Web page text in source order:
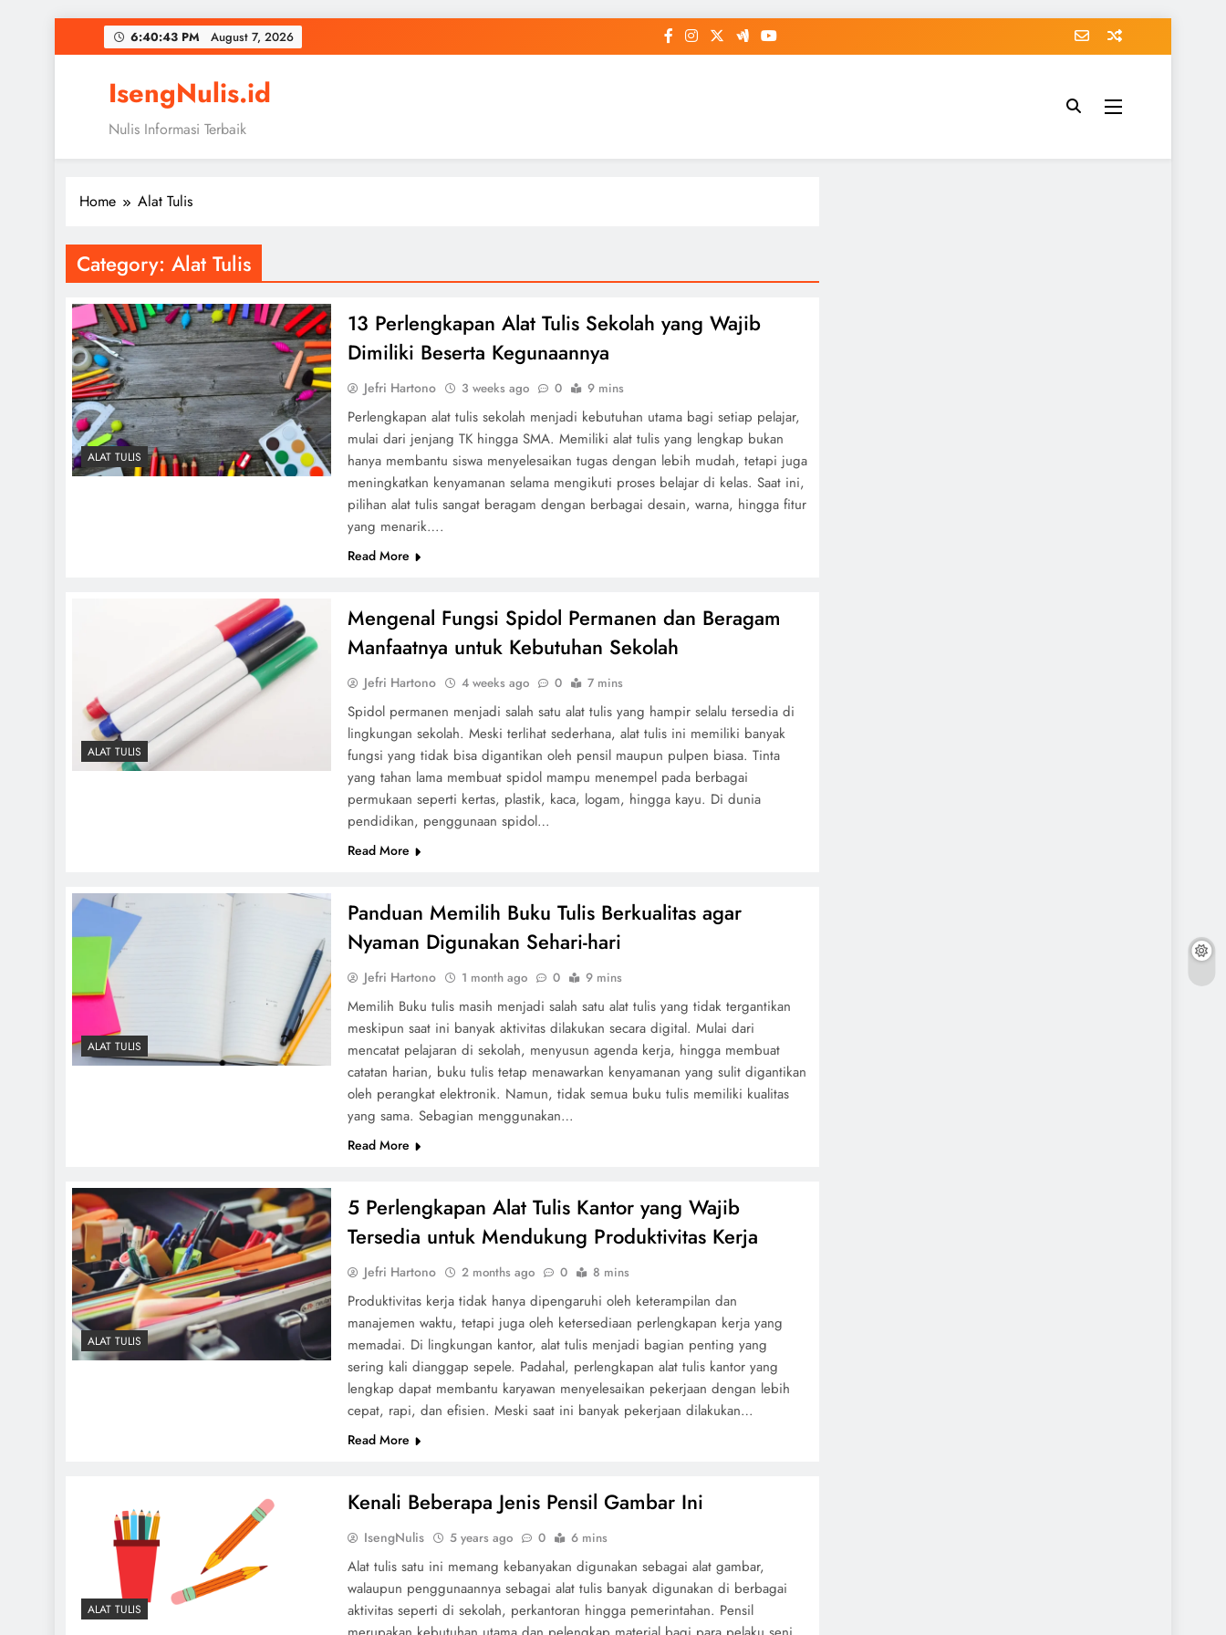
to
6:40:43 PM August 7, 2026
IsengNulis.id
Nulis Informasi Terbaik
Home Alat Tulis
Category: Alat Tulis
ALAT TULIS
13 Perlengkapan Alat Tulis Sekolah yang Wajib
Dimiliki Beserta Kegunaannya
Jefri Hartono 3 weeks ago 0 9 mins
Perlengkapan alat tulis sekolah menjadi kebutuhan utama bagi setiap pelajar,
mulai dari jenjang TK hingga SMA. Memiliki alat tulis yang lengkap bukan
hanya membantu siswa menyelesaikan tugas dengan lebih mudah, tetapi juga
meningkatkan kenyamanan selama mengikuti proses belajar di kelas. Saat ini,
pilihan alat tulis sangat beragam dengan berbagai desain, warna, hingga fitur
yang menarik….
Read More
ALAT TULIS
Mengenal Fungsi Spidol Permanen dan Beragam
Manfaatnya untuk Kebutuhan Sekolah
Jefri Hartono 4 weeks ago 0 7 mins
Spidol permanen menjadi salah satu alat tulis yang hampir selalu tersedia di
lingkungan sekolah. Meski terlihat sederhana, alat tulis ini memiliki banyak
fungsi yang tidak bisa digantikan oleh pensil maupun pulpen biasa. Tinta
yang tahan lama membuat spidol mampu menempel pada berbagai
permukaan seperti kertas, plastik, kaca, logam, hingga kayu. Di dunia
pendidikan, penggunaan spidol…
Read More
ALAT TULIS
Panduan Memilih Buku Tulis Berkualitas agar
Nyaman Digunakan Sehari-hari
Jefri Hartono 1 month ago 0 9 mins
Memilih Buku tulis masih menjadi salah satu alat tulis yang tidak tergantikan
meskipun saat ini banyak aktivitas dilakukan secara digital. Mulai dari
mencatat pelajaran di sekolah, menyusun agenda kerja, hingga membuat
catatan harian, buku tulis tetap menawarkan kenyamanan yang sulit digantikan
oleh perangkat elektronik. Namun, tidak semua buku tulis memiliki kualitas
yang sama. Sebagian menggunakan…
Read More
ALAT TULIS
5 Perlengkapan Alat Tulis Kantor yang Wajib
Tersedia untuk Mendukung Produktivitas Kerja
Jefri Hartono 2 months ago 0 8 mins
Produktivitas kerja tidak hanya dipengaruhi oleh keterampilan dan
manajemen waktu, tetapi juga oleh ketersediaan perlengkapan kerja yang
memadai. Di lingkungan kantor, alat tulis menjadi bagian penting yang
sering kali dianggap sepele. Padahal, perlengkapan alat tulis kantor yang
lengkap dapat membantu karyawan menyelesaikan pekerjaan dengan lebih
cepat, rapi, dan efisien. Meski saat ini banyak pekerjaan dilakukan…
Read More
ALAT TULIS
Kenali Beberapa Jenis Pensil Gambar Ini
IsengNulis 5 years ago 0 6 mins
Alat tulis satu ini memang kebanyakan digunakan sebagai alat gambar,
walaupun penggunaannya sebagai alat tulis banyak digunakan di berbagai
aktivitas seperti di sekolah, perkantoran hingga pemerintahan. Pensil